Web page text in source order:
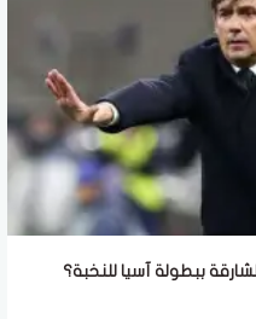
ببطولة آسيا للنخبة؟